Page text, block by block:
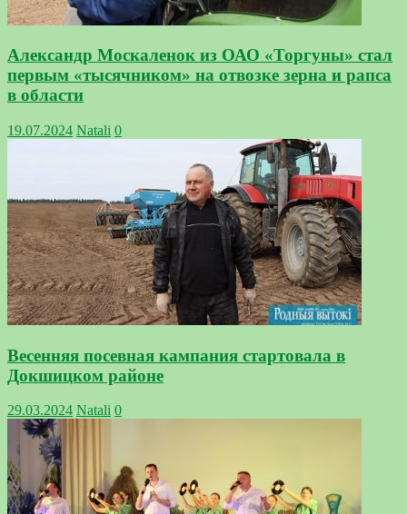
Александр Москаленок из ОАО «Торгуны» стал
первым «тысячником» на отвозке зерна и рапса
в области
19.07.2024 Natali 0
Весенняя посевная кампания стартовала в
Докшицком районе
29.03.2024 Natali 0